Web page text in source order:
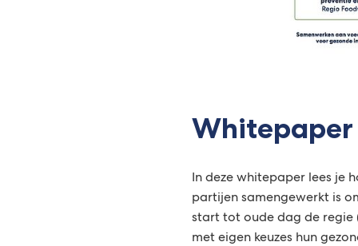
Whitepaper
In deze whitepaper lees je
partijen samengewerkt is
start tot oude dag de regie
met eigen keuzes hun